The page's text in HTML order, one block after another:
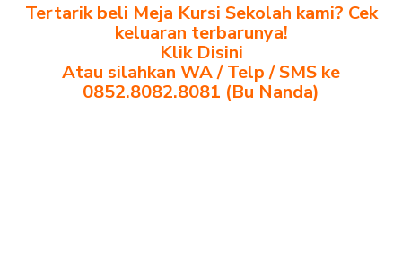
Tertarik beli Meja Kursi Sekolah kami? Cek
keluaran terbarunya!
Klik Disini
Atau silahkan WA / Telp / SMS ke
0852.8082.8081 (Bu Nanda)